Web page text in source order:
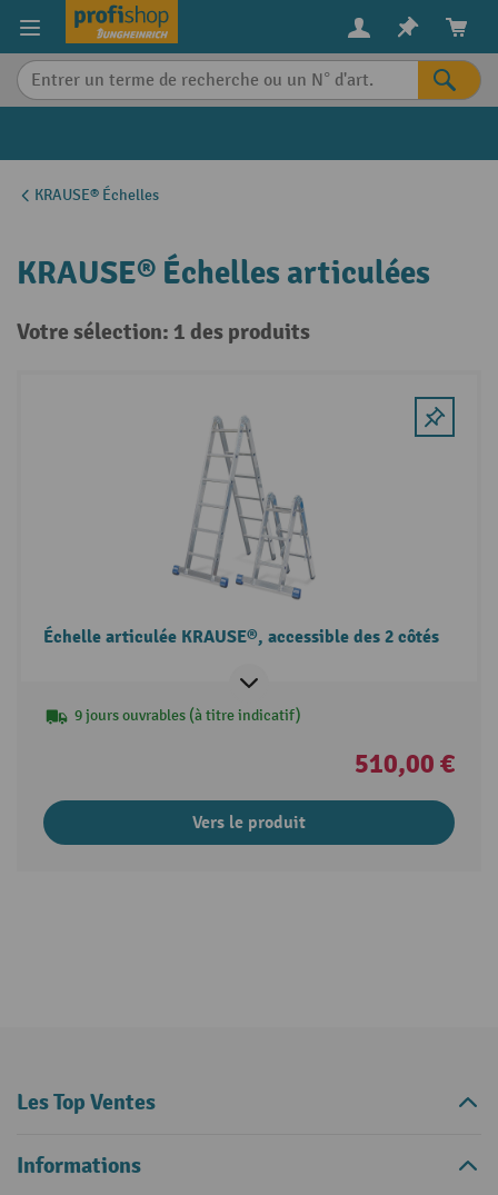
content
KRAUSE® Échelles
KRAUSE® Échelles articulées
Votre sélection: 1 des produits
Échelle articulée KRAUSE®, accessible des 2 côtés
9 jours ouvrables (à titre indicatif)
510,00 €
Vers le produit
Les Top Ventes
Informations